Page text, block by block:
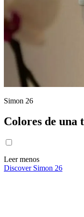
Simon 26
Colores de una
Leer menos
Discover Simon 26